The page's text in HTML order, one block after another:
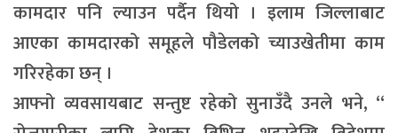
कामदार पनि ल्याउन पर्दैन थियो । इलाम जिल्लाबाट
आएका कामदारको समूहले पौडेलको च्याउखेतीमा काम
गरिरहेका छन् ।
आफ्नो व्यवसायबाट सन्तुष्ट रहेको सुनाउँदै उनले भने, ‘‘